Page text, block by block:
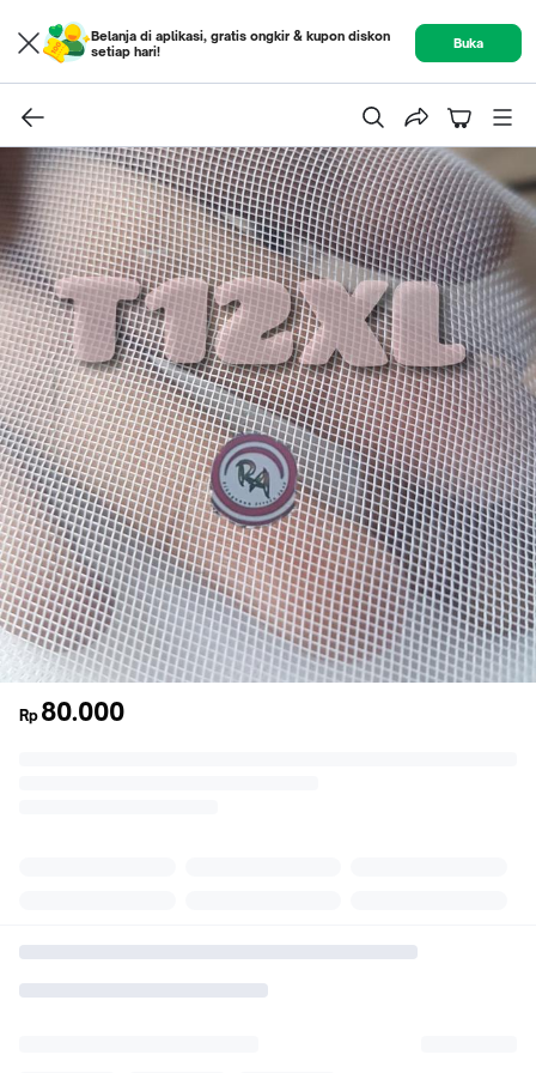
Belanja di aplikasi, gratis ongkir & kupon diskon
setiap hari!
Buka
Rp 80.000